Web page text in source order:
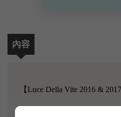
內容
【Luce Della Vite 2016 &